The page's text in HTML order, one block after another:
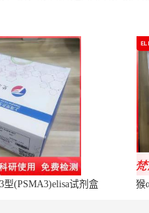
型(PSMA3)elisa试剂盒 猴